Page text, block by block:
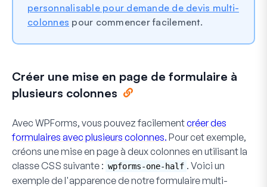
personnalisable pour demande de devis multi-
colonnes pour commencer facilement.
Créer une mise en page de formulaire à
plusieurs colonnes
Avec WPForms, vous pouvez facilementcréer des
formulaires avec plusieurs colonnes. Pour cet exemple,
créons une mise en page à deux colonnes en utilisant la
classe CSS suivante : wpforms-one-half . Voici un
exemple de l'apparence de notre formulaire multi-